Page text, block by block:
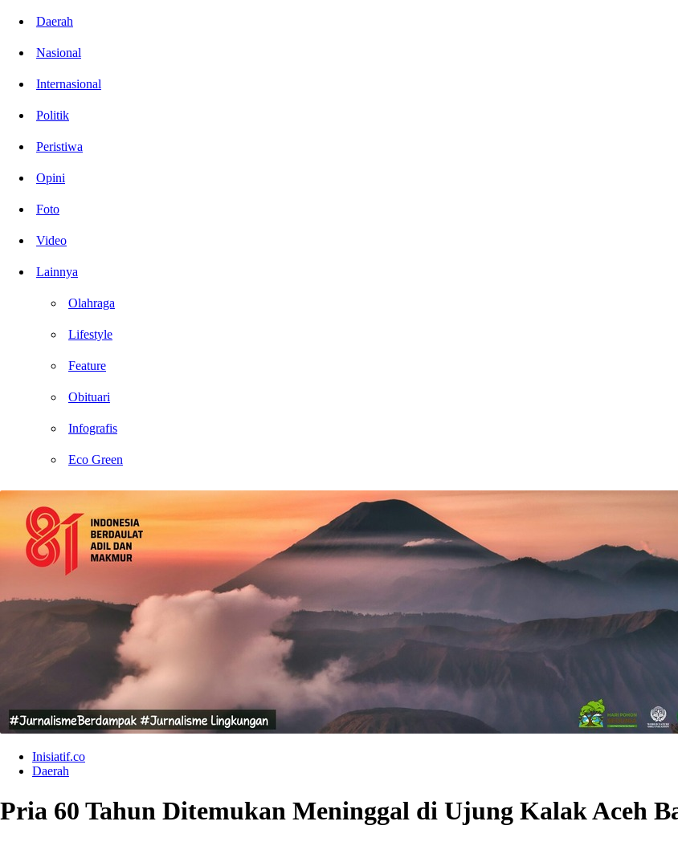
Daerah
Nasional
Internasional
Politik
Peristiwa
Opini
Foto
Video
Lainnya
Olahraga
Lifestyle
Feature
Obituari
Infografis
Eco Green
Inisiatif.co
Daerah
Pria 60 Tahun Ditemukan Meninggal di Ujung Kalak Aceh